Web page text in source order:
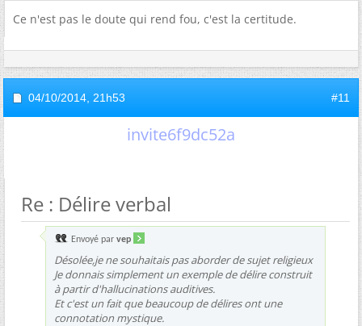
Ce n'est pas le doute qui rend fou, c'est la certitude.
04/10/2014, 21h53 #11
invite6f9dc52a
Re : Délire verbal
Envoyé par vep
Désolée,je ne souhaitais pas aborder de sujet religieux
Je donnais simplement un exemple de délire construit
à partir d'hallucinations auditives.
Et c'est un fait que beaucoup de délires ont une
connotation mystique.